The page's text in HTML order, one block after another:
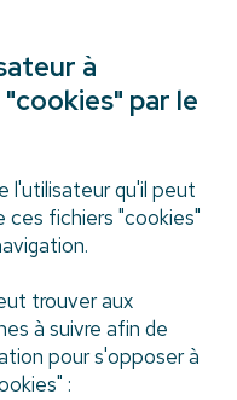
à
par le
l'utilisateur qu'il peut
ces fichiers "cookies"
trouver aux
à suivre afin de
pour s'opposer à
: